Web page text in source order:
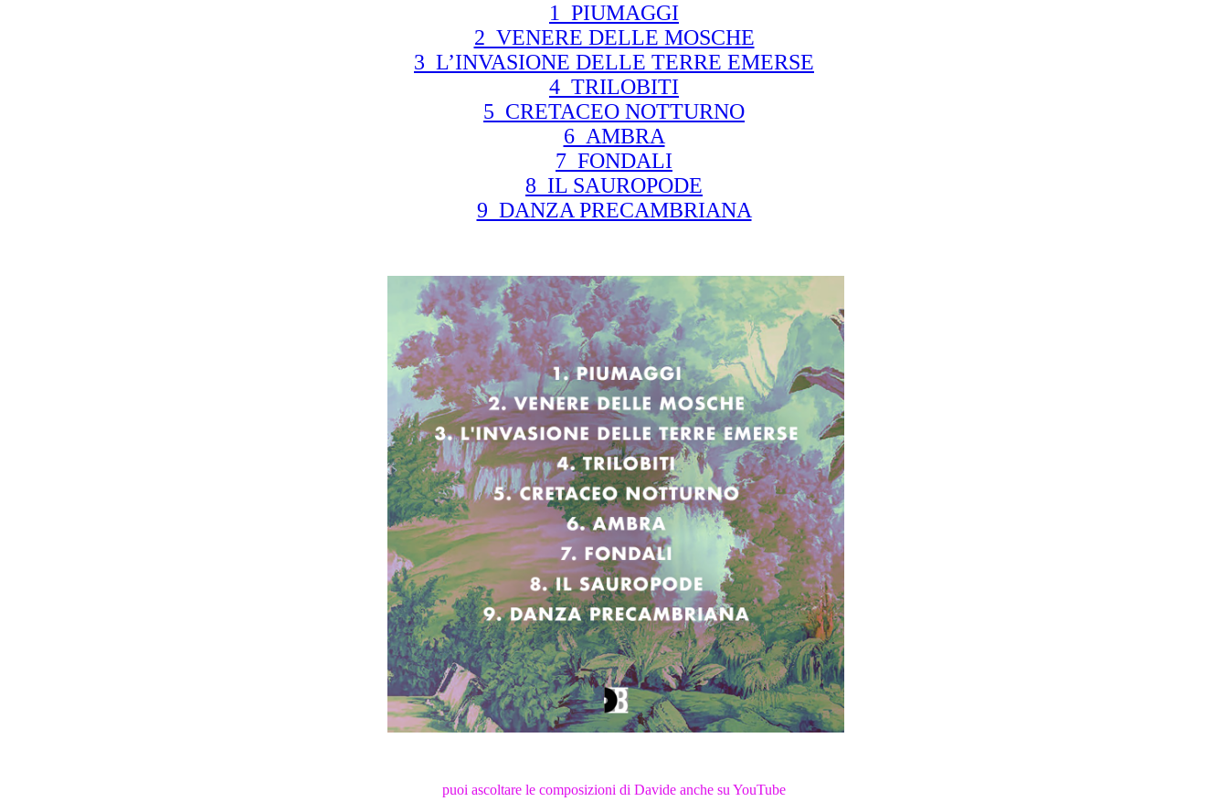
1_PIUMAGGI
2_VENERE DELLE MOSCHE
3_L’INVASIONE DELLE TERRE EMERSE
4_TRILOBITI
5_CRETACEO NOTTURNO
6_AMBRA
7_FONDALI
8_IL SAUROPODE
9_DANZA PRECAMBRIANA
puoi ascoltare le composizioni di Davide anche su YouTube